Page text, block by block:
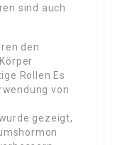
sind auch
den
Rollen Es
von
gezeigt,